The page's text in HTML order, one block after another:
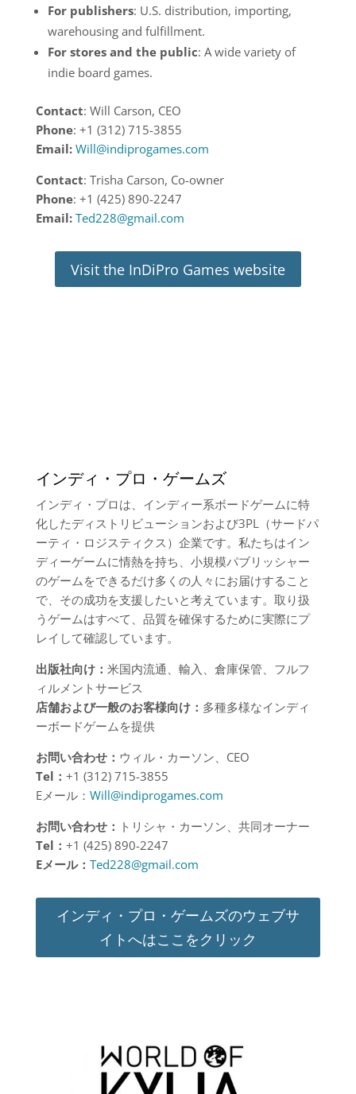
For publishers: U.S. distribution, importing,
warehousing and fulfillment.
For stores and the public: A wide variety of
indie board games.
Contact: Will Carson, CEO
Phone: +1 (312) 715-3855
Email: Will@indiprogames.com
Contact: Trisha Carson, Co-owner
Phone: +1 (425) 890-2247
Email: Ted228@gmail.com
Visit the InDiPro Games website
インディ・プロ・ゲームズ
インディ・プロは、インディー系ボードゲームに特
化したディストリビューションおよび3PL（サードパ
ーティ・ロジスティクス）企業です。私たちはイン
ディーゲームに情熱を持ち、小規模パブリッシャー
のゲームをできるだけ多くの人々にお届けすること
で、その成功を支援したいと考えています。取り扱
うゲームはすべて、品質を確保するために実際にプ
レイして確認しています。
出版社向け： 米国内流通、輸入、倉庫保管、フルフ
ィルメントサービス
店舗および一般のお客様向け： 多種多様なインディ
ーボードゲームを提供
お問い合わせ： ウィル・カーソン、CEO
Tel ： +1 (312) 715-3855
Eメール： Will@indiprogames.com
お問い合わせ： トリシャ・カーソン、共同オーナー
Tel ： +1 (425) 890-2247
Eメール： Ted228@gmail.com
インディ・プロ・ゲームズのウェブサ
イトへはここをクリック